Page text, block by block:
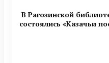
В Рагозинской
состоялись «Казачьи